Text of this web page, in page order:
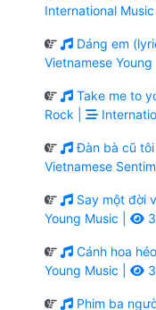
International Music
Dáng em
Vietnamese Young
Take me to
Rock |
Đàn bà cũ tôi
Vietnamese
Say một đời
Young Music |
Cánh hoa
Young Music |
Phim ba